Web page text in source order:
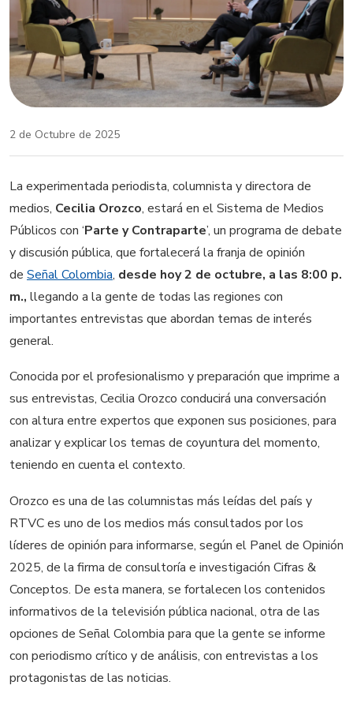
2 de Octubre de 2025
La experimentada periodista, columnista y directora de
medios, Cecilia Orozco, estará en el Sistema de Medios
Públicos con ‘Parte y Contraparte’, un programa de debate
y discusión pública, que fortalecerá la franja de opinión
de Señal Colombia, desde hoy 2 de octubre, a las 8:00 p.
m., llegando a la gente de todas las regiones con
importantes entrevistas que abordan temas de interés
general.
Conocida por el profesionalismo y preparación que imprime a
sus entrevistas, Cecilia Orozco conducirá una conversación
con altura entre expertos que exponen sus posiciones, para
analizar y explicar los temas de coyuntura del momento,
teniendo en cuenta el contexto.
Orozco es una de las columnistas más leídas del país y
RTVC es uno de los medios más consultados por los
líderes de opinión para informarse, según el Panel de Opinión
2025, de la firma de consultoría e investigación Cifras &
Conceptos. De esta manera, se fortalecen los contenidos
informativos de la televisión pública nacional, otra de las
opciones de Señal Colombia para que la gente se informe
con periodismo crítico y de análisis, con entrevistas a los
protagonistas de las noticias.